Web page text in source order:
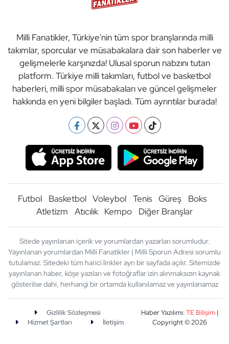
Milli Fanatikler, Türkiye'nin tüm spor branşlarında milli
takımlar, sporcular ve müsabakalara dair son haberler ve
gelişmelerle karşınızda! Ulusal sporun nabzını tutan
platform. Türkiye milli takımları, futbol ve basketbol
haberleri, milli spor müsabakaları ve güncel gelişmeler
hakkında en yeni bilgiler başladı. Tüm ayrıntılar burada!
Futbol Basketbol Voleybol Tenis Güreş
Boks
Atletizm
Atıcılık Kempo Diğer Branşlar
Sitede yayınlanan içerik ve yorumlardan yazarları sorumludur.
Yayınlanan yorumlardan Milli Fanatikler | Milli Sporun Adresi sorumlu
tutulamaz. Sitedeki tüm harici linkler ayrı bir sayfada açılır. Sitemizde
yayınlanan haber, köşe yazıları ve fotoğraflar izin alınmaksızın kaynak
gösterilse dahi, herhangi bir ortamda kullanılamaz ve yayınlanamaz
Gizlilik Sözleşmesi
Hizmet Şartları
İletişim
Haber Yazılımı:TE Bilişim|
Copyright © 2026